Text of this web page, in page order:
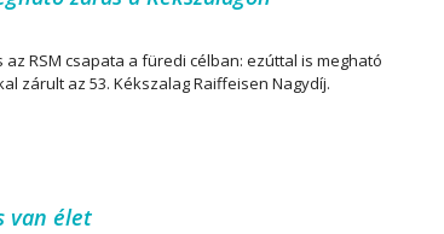
az RSM csapata a füredi célban: ezúttal is megható
zárult az 53. Kékszalag Raiffeisen Nagydíj.
van élet